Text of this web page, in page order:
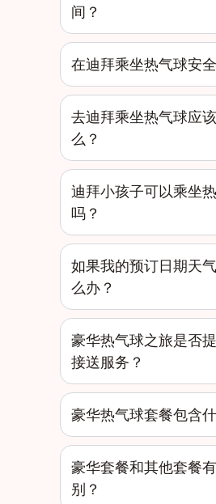
间？
在迪拜乘坐热气球安
去迪拜乘坐热气球应
么？
迪拜小孩子可以乘坐
吗？
如果我的预订日期天
么办？
豪华热气球之旅是否
接送服务？
豪华热气球套餐包含
豪华套餐和其他套餐
别？